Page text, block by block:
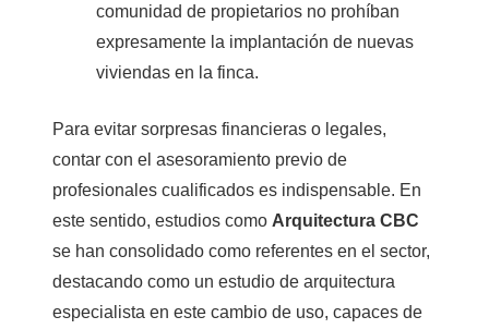
comunidad de propietarios no prohíban
expresamente la implantación de nuevas
viviendas en la finca.
Para evitar sorpresas financieras o legales,
contar con el asesoramiento previo de
profesionales cualificados es indispensable. En
este sentido, estudios como Arquitectura CBC
se han consolidado como referentes en el sector,
destacando como un estudio de arquitectura
especialista en este cambio de uso, capaces de